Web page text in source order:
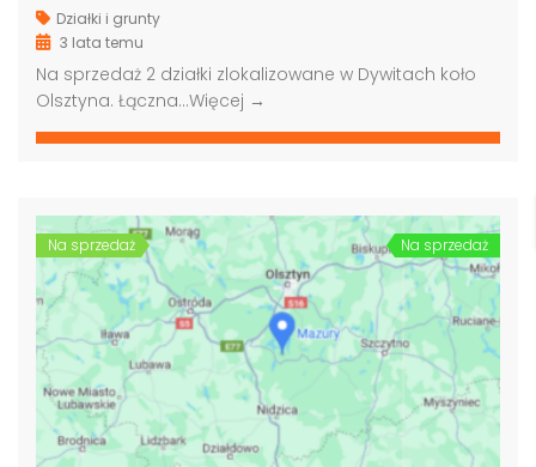
Działki i grunty
3 lata temu
Na sprzedaż 2 działki zlokalizowane w Dywitach koło
Olsztyna. Łączna…Więcej →
Na sprzedaż Na sprzedaż
PLN 4,000,000 PLN